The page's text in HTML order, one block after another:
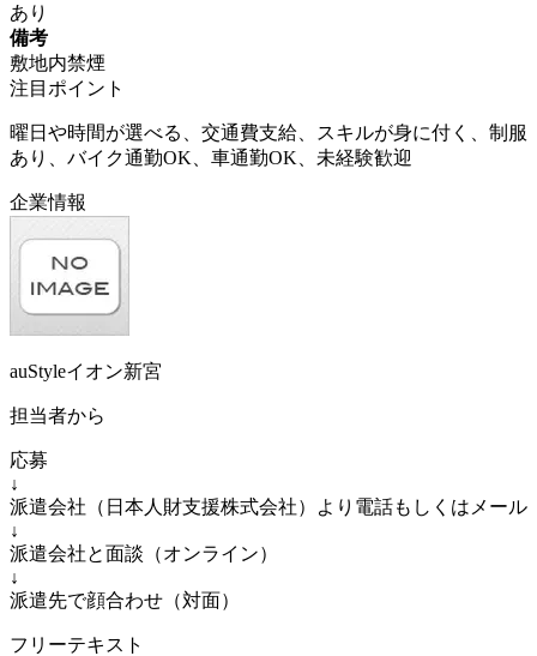
あり
備考
敷地内禁煙
注目ポイント
曜日や時間が選べる、交通費支給、スキルが身に付く、制服
あり、バイク通勤OK、車通勤OK、未経験歓迎
企業情報
auStyleイオン新宮
担当者から
応募
↓
派遣会社（日本人財支援株式会社）より電話もしくはメール
↓
派遣会社と面談（オンライン）
↓
派遣先で顔合わせ（対面）
フリーテキスト